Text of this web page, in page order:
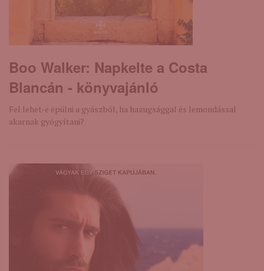
Boo Walker: Napkelte ​a Costa
Blancán - könyvajánló
Fel lehet-e épülni a gyászból, ha hazugsággal és lemondással
akarnak gyógyítani?